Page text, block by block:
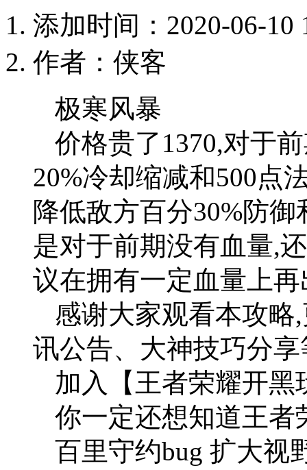
添加时间：2020-06-10
作者：侠客
极寒风暴
价格贵了1370,对于
20%冷却缩减和500点
降低敌方百分30%防
是对于前期没有血量,
议在拥有一定血量上
感谢大家观看本攻略
讯公告、大神技巧分
加入【王者荣耀开黑
你一定还想知道王者
百里守约bug 扩大视